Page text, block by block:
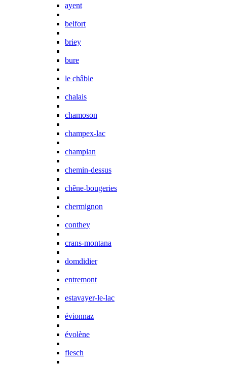
ayent
belfort
briey
bure
le châble
chalais
chamoson
champex-lac
champlan
chemin-dessus
chêne-bougeries
chermignon
conthey
crans-montana
domdidier
entremont
estavayer-le-lac
évionnaz
évolène
fiesch